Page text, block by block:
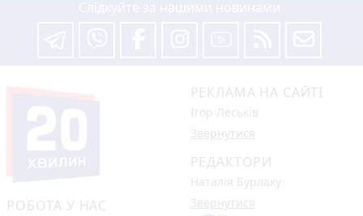
РОБОТА У НАС
РЕКЛАМА НА САЙТІ
Ігор Леськів
Звернутися
РЕДАКТОРИ
Наталія Бурлаку
Звернутися